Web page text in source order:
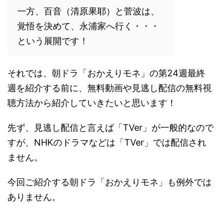
一方、百音（清原果耶）と菅波は、
覚悟を決めて、永浦家へ行く・・・
という展開です！
それでは、朝ドラ「おかえりモネ」の第24週最終
週を紹介する前に、無料動画や見逃し配信の無料視
聴方法から紹介していきたいと思います！
先ず、見逃し配信と言えば「TVer」が一般的なので
すが、NHKのドラマなどは「TVer」では配信され
ません。
今回ご紹介する朝ドラ「おかえりモネ」も例外では
ありません。